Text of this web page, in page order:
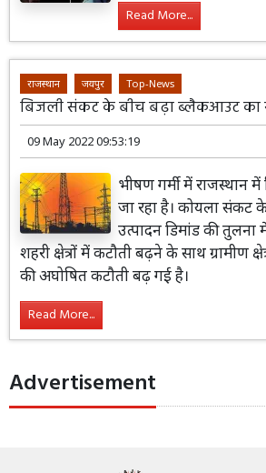
Read More...
राजस्थान जयपुर Top-News
बिजली संकट के बीच बढ़ा ब्लैकआउट का
09 May 2022 09:53:19
भीषण गर्मी में राजस्थान
जा रहा है। कोयला संकट
उत्पादन डिमांड की तुलना
शहरी क्षेत्रों में कटौती बढ़ने के साथ ग्रामीण
की अघोषित कटौती बढ़ गई है।
Read More...
Advertisement